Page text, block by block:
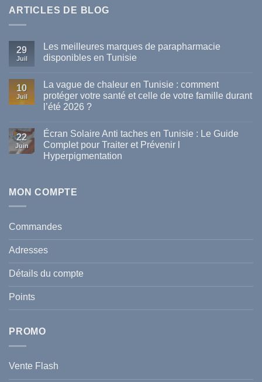
ARTICLES DE BLOG
29
Juil
Les meilleures marques de parapharmacie
disponibles en Tunisie
sur
meilleures
marques
disponibles
en
Tunisie
10
Juil
La vague de chaleur en Tunisie : comment
protéger votre santé et celle de votre famille durant
l’été 2026 ?
sur
La
vague
de
comment
et
celle
de
votre
famille
durant
l’été
2026
?
22
Juin
Écran Solaire Anti taches en Tunisie : Le Guide
Complet pour Traiter et Prévenir l
Hyperpigmentation
Écran
Solaire
Tunisie
Guide
Traiter
Prévenir
MON COMPTE
Commandes
Adresses
Détails du compte
Points
PROMO
Vente Flash